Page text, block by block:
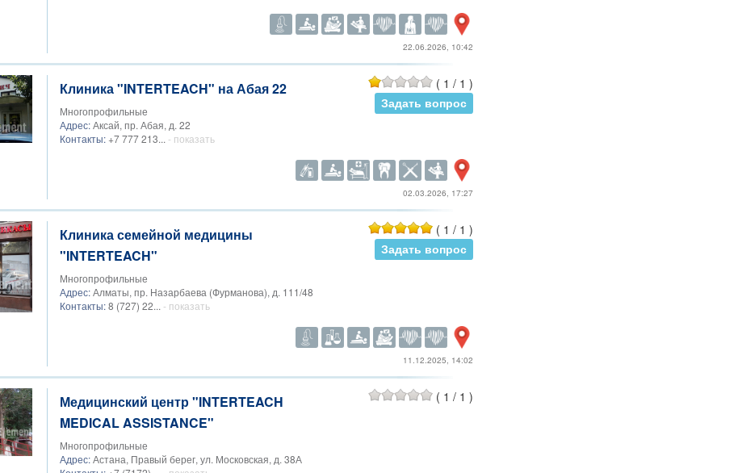
22.06.2026, 10:42
Клиника "INTERTEACH" на Абая 22
Многопрофильные
Адрес:Аксай, пр. Абая, д. 22
Контакты: +7 777 213... - показать
( 1 / 1 )
Задать вопрос
02.03.2026, 17:27
Клиника семейной медицины
"INTERTEACH"
Многопрофильные
Адрес:Алматы, пр. Назарбаева (Фурманова), д. 111/48
Контакты: 8 (727) 22... - показать
( 1 / 1 )
Задать вопрос
11.12.2025, 14:02
Медицинский центр "INTERTEACH
MEDICAL ASSISTANCE"
Многопрофильные
Адрес:Астана, Правый берег, ул. Московская, д. 38А
( 1 / 1 )